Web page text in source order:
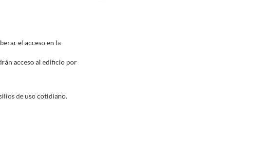
el acceso en la
acceso al edificio por
de uso cotidiano.